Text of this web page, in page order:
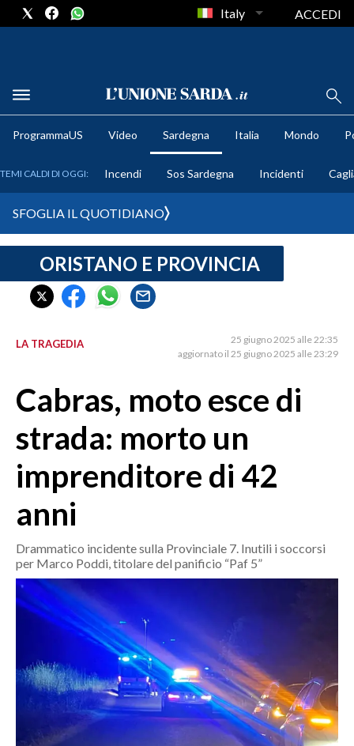
METEO
CRONACA SARDEGNA
CAGLIARI
SULCIS IGLESIENTE
SASSARI E PROVINCIA
GALLURA
OGLIASTRA
ITALIA
MONDO
POLITICA
ECONOMIA
SERVIZI ALLE IMPRESE
Italy ACCEDI
ProgrammaUS Video Sardegna Italia Mondo
TEMI CALDI DI OGGI: Incendi Sos Sardegna Incidenti
SFOGLIA IL QUOTIDIANO
ORISTANO E PROVINCIA
LA TRAGEDIA
25 giugno 2025 alle 22:35
aggiornato il 25 giugno 2025 alle 23:29
Cabras, moto esce di
strada: morto un
imprenditore di 42
anni
Drammatico incidente sulla Provinciale 7. Inutili i soccorsi
per Marco Poddi, titolare del panificio “Paf 5”